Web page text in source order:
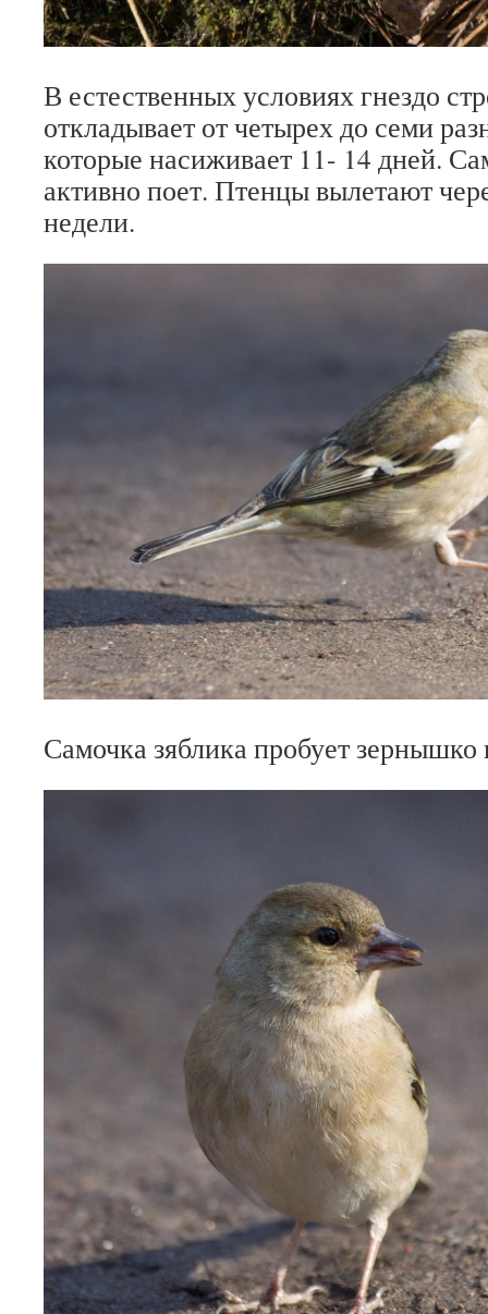
В естественных условиях гнездо
откладывает от четырех до семи
которые насиживает 11- 14 дней.
активно поет. Птенцы вылетают
недели.
Самочка зяблика пробует зернышко